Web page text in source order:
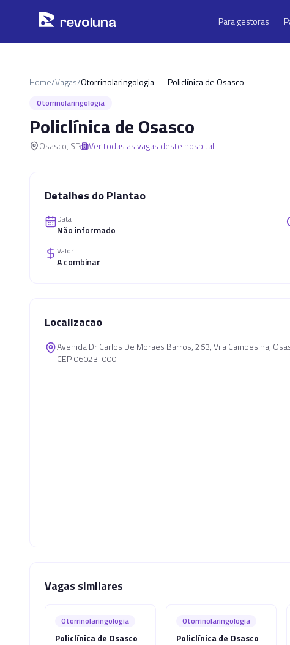
revoluna Para gestoras
Home/Vagas/Otorrinolaringologia — Policlínica de Osasco
Otorrinolaringologia
Policlínica de Osasco
Osasco, SP Ver todas as vagas deste hospital
Detalhes do Plantao
Data
Não informado
Valor
A combinar
Localizacao
Avenida Dr Carlos De Moraes Barros, 263, Vila Campesina,
CEP 06023-000
Vagas similares
Otorrinolaringologia
Policlínica de Osasco
Otorrinolaringologia
Policlínica de Osasco